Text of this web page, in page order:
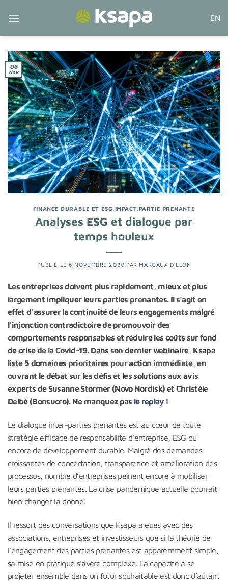
EN
06
Nov
FINANCE DURABLE ET ESG IMPACT, PARTIE PRENANTE
Analyses ESG et dialogue par
temps houleux
PUBLIÉ LE6 NOVEMBRE 2020 PAR MARGAUX DILLON
Les entreprises doivent plus rapidement, mieux et plus
largement impliquer leurs parties prenantes. Il s’agit en
effet d’assurer la continuité de leurs engagements malgré
l’injonction contradictoire de promouvoir des
comportements responsables et réduire les coûts sur fond
de crise de la Covid-19. Dans son dernier webinaire, Ksapa
liste 5 domaines prioritaires pour action immédiate, en
ouvrant le débat sur les défis et les solutions aux avis
experts de Susanne Stormer (Novo Nordisk) et Christèle
Delbé (Bonsucro). Ne manquez pas le replay !
Le dialogue inter-parties prenantes est au cœur de toute
stratégie efficace de responsabilité d’entreprise, ESG ou
encore de développement durable. Malgré des demandes
croissantes de concertation, transparence et amélioration des
processus, nombre d’entreprises peinent encore à mobiliser
leurs parties prenantes. La crise pandémique actuelle pourrait
bien changer la donne.
Il ressort des conversations que Ksapa a eues avec des
associations, entreprises et investisseurs que si la théorie de
l’engagement des parties prenantes est apparemment simple,
sa mise en pratique s’avère complexe. La capacité à se
projeter ensemble dans un futur souhaitable est donc d’autant